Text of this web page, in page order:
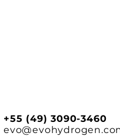
+55 (49) 3090-3460